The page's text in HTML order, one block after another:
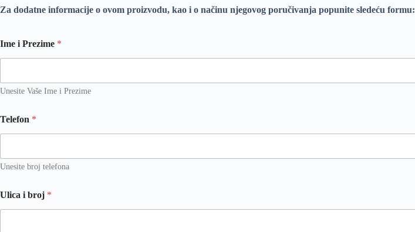
Za dodatne informacije o ovom proizvodu, kao i o načinu njegovog poručivanja popunite sledeću formu:
Ime i Prezime *
Unesite Vaše Ime i Prezime
Telefon *
Unesite broj telefona
r
o
Ulica i broj *